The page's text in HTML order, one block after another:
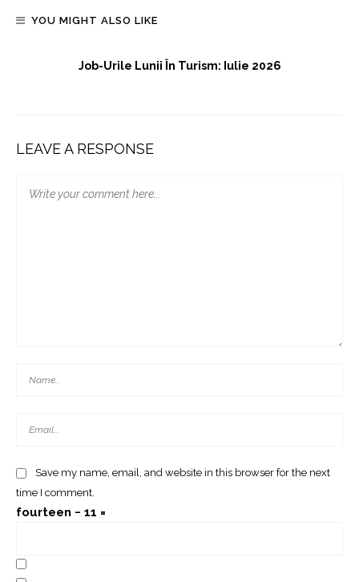
YOU MIGHT ALSO LIKE
Job-Urile Lunii În Turism: Iulie 2026
LEAVE A RESPONSE
Save my name, email, and website in this browser for the next
time I comment.
fourteen − 11 =